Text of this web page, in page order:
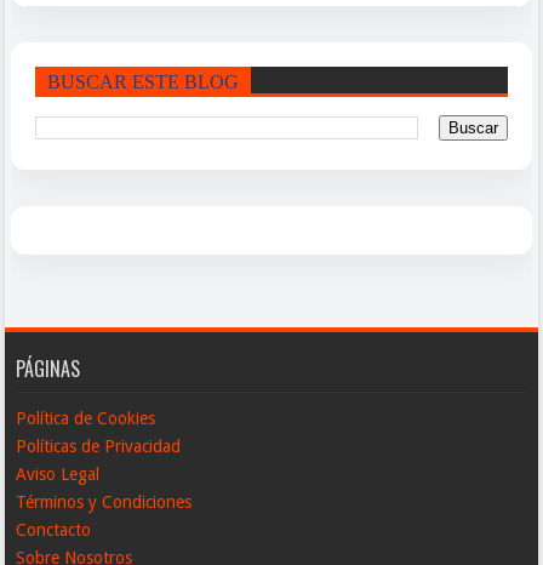
BUSCAR ESTE BLOG
PÁGINAS
Política de Cookies
Políticas de Privacidad
Aviso Legal
Términos y Condiciones
Conctacto
Sobre Nosotros